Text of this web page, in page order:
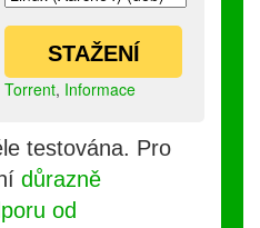
STAŽENÍ
Torrent, Informace
testována. Pro
důrazně
od